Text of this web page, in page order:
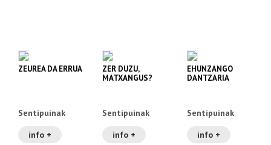
ZEUREA DA ERRUA
Sentipuinak
info +
ZER DUZU,
MATXANGUS?
Sentipuinak
info +
EHUNZANGO
DANTZARIA
Sentipuinak
info +